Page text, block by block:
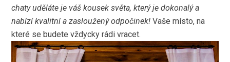
chaty uděláte je váš kousek světa, který je dokonalý a
nabízí kvalitní a zasloužený odpočinek! Vaše místo, na
které se budete vždycky rádi vracet.